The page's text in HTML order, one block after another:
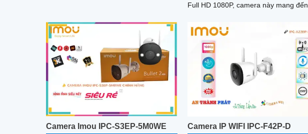
Full HD 1080P, camera này mang đến
Camera Imou IPC-S3EP-5M0WE Camera IP WIFI IPC-F42P-D